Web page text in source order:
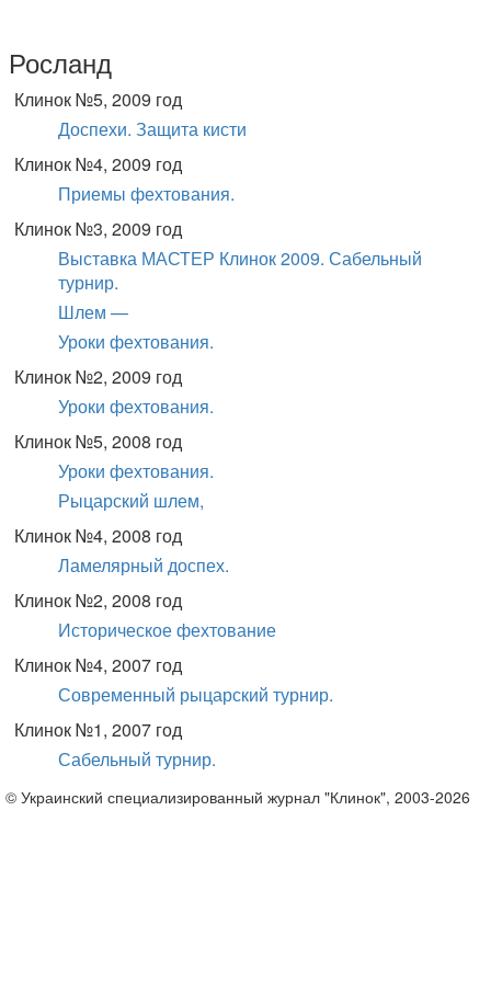
Росланд
Клинок №5, 2009 год
Доспехи. Защита кисти
Клинок №4, 2009 год
Приемы фехтования.
Клинок №3, 2009 год
Выставка МАСТЕР Клинок 2009. Сабельный
турнир.
Шлем —
Уроки фехтования.
Клинок №2, 2009 год
Уроки фехтования.
Клинок №5, 2008 год
Уроки фехтования.
Рыцарский шлем,
Клинок №4, 2008 год
Ламелярный доспех.
Клинок №2, 2008 год
Историческое фехтование
Клинок №4, 2007 год
Современный рыцарский турнир.
Клинок №1, 2007 год
Сабельный турнир.
© Украинский специализированный журнал "Клинок", 2003-2026